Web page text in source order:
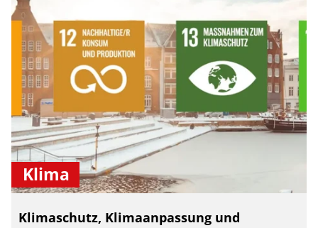
Klima
Klimaschutz, Klimaanpassung und